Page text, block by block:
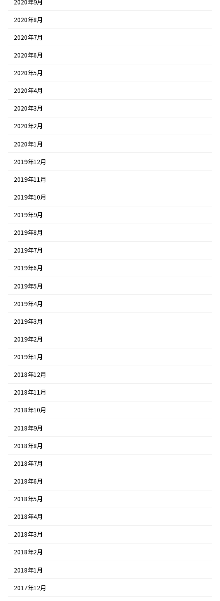
2020年8月
2020年7月
2020年6月
2020年5月
2020年4月
2020年3月
2020年2月
2020年1月
2019年12月
2019年11月
2019年10月
2019年9月
2019年8月
2019年7月
2019年6月
2019年5月
2019年4月
2019年3月
2019年2月
2019年1月
2018年12月
2018年11月
2018年10月
2018年9月
2018年8月
2018年7月
2018年6月
2018年5月
2018年4月
2018年3月
2018年2月
2018年1月
2017年12月